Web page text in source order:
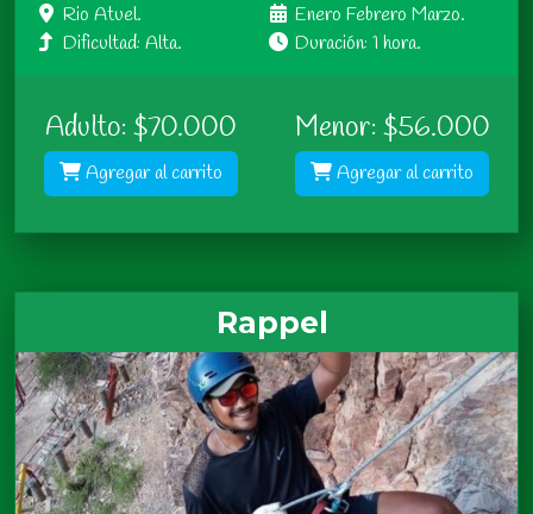
Rio Atuel.
Enero Febrero Marzo.
Dificultad: Alta.
Duración: 1 hora.
Adulto: $70.000
Agregar al carrito
Menor: $56.000
Agregar al carrito
Rappel